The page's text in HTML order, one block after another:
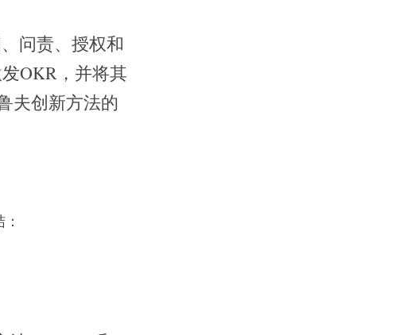
问责、授权和
OKR，并将其
夫创新方法的